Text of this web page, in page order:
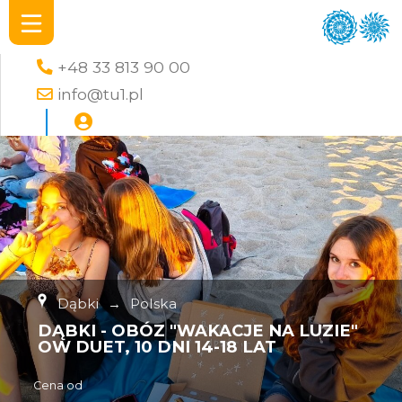
+48 33 813 90 00
info@tu1.pl
Dąbki → Polska
DĄBKI - OBÓZ "WAKACJE NA LUZIE"
OW DUET, 10 DNI 14-18 LAT
Cena od